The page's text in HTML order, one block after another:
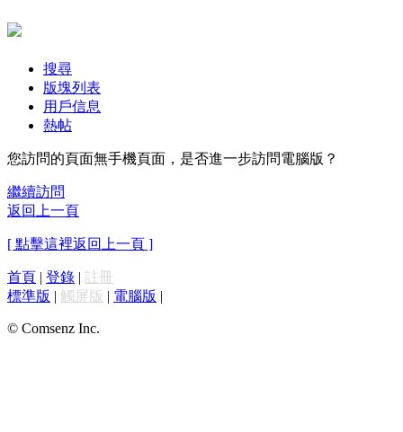
搜尋
版塊列表
用戶信息
熱帖
您訪問的頁面無手機頁面，是否進一步訪問電腦版？
繼續訪問
返回上一頁
[ 點擊這裡返回上一頁 ]
首頁 | 登錄 | 註冊
標準版 | 觸屏版 | 電腦版 |
© Comsenz Inc.